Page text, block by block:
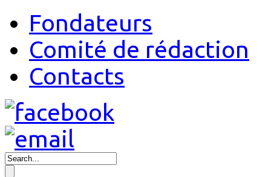
Fondateurs
Comité de rédaction
Contacts